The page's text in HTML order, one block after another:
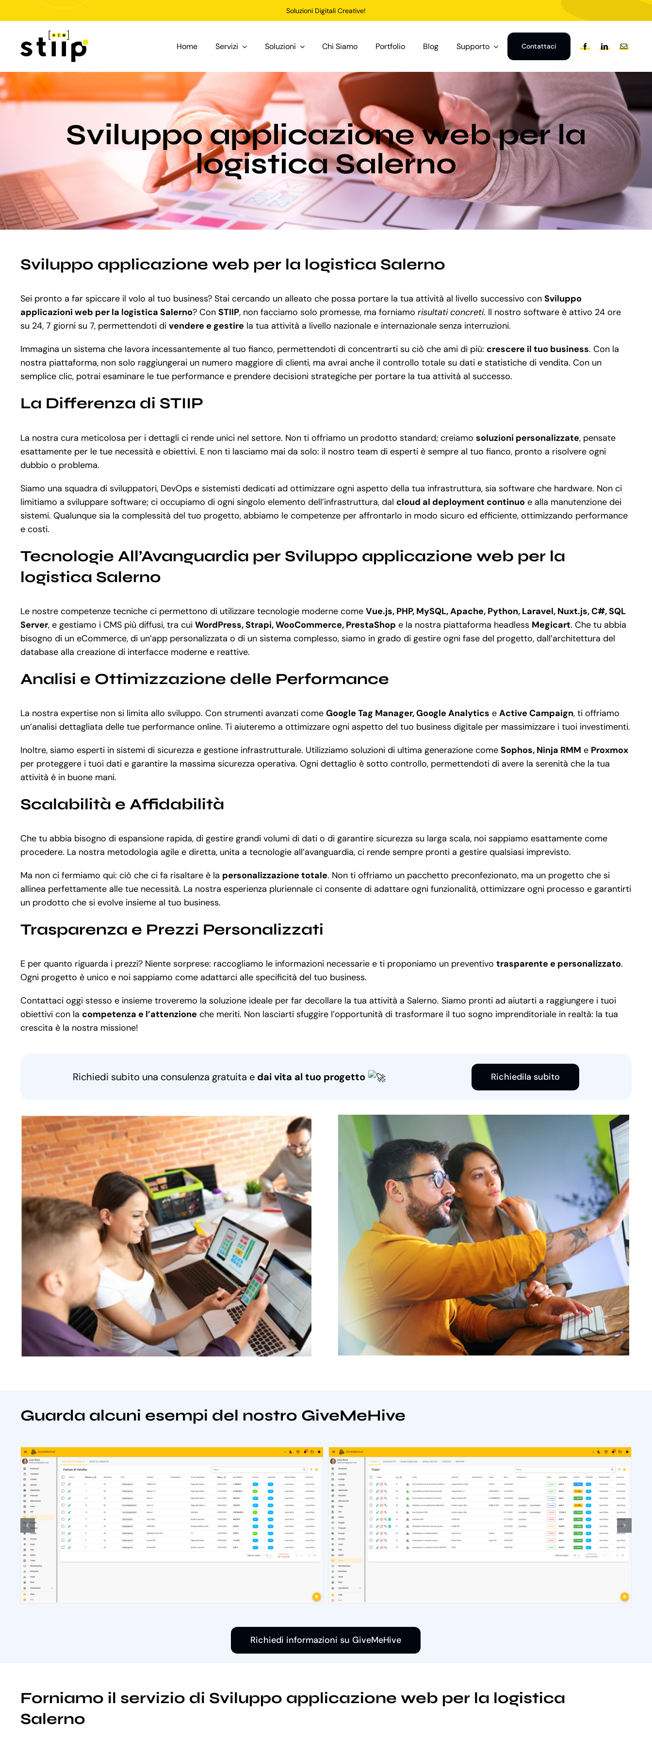
al
Soluzioni Digitali Creative!
Home Servizi Soluzioni Chi Siamo Portfolio Blog Supporto Contattaci
Sviluppo applicazione web per la
logistica Salerno
Sviluppo applicazione web per la logistica Salerno
Sei pronto a far spiccare il volo al tuo business? Stai cercando un alleato che possa portare la tua attività al livello successivo con Sviluppo
applicazioni web per la logistica Salerno? Con STIIP, non facciamo solo promesse, ma forniamo risultati concreti. Il nostro software è attivo 24 ore
su 24, 7 giorni su 7, permettendoti di vendere e gestire la tua attività a livello nazionale e internazionale senza interruzioni.
Immagina un sistema che lavora incessantemente al tuo fianco, permettendoti di concentrarti su ciò che ami di più: crescere il tuo business. Con la
nostra piattaforma, non solo raggiungerai un numero maggiore di clienti, ma avrai anche il controllo totale su dati e statistiche di vendita. Con un
semplice clic, potrai esaminare le tue performance e prendere decisioni strategiche per portare la tua attività al successo.
La Differenza di STIIP
La nostra cura meticolosa per i dettagli ci rende unici nel settore. Non ti offriamo un prodotto standard; creiamo soluzioni personalizzate, pensate
esattamente per le tue necessità e obiettivi. E non ti lasciamo mai da solo: il nostro team di esperti è sempre al tuo fianco, pronto a risolvere ogni
dubbio o problema.
Siamo una squadra di sviluppatori, DevOps e sistemisti dedicati ad ottimizzare ogni aspetto della tua infrastruttura, sia software che hardware. Non ci
limitiamo a sviluppare software; ci occupiamo di ogni singolo elemento dell’infrastruttura, dal cloud al deployment continuo e alla manutenzione dei
sistemi. Qualunque sia la complessità del tuo progetto, abbiamo le competenze per affrontarlo in modo sicuro ed efficiente, ottimizzando performance
e costi.
Tecnologie All’Avanguardia per Sviluppo applicazione web per la
logistica Salerno
Le nostre competenze tecniche ci permettono di utilizzare tecnologie moderne come Vue.js, PHP, MySQL, Apache, Python, Laravel, Nuxt.js, C#, SQL
Server, e gestiamo i CMS più diffusi, tra cui WordPress, Strapi, WooCommerce, PrestaShop e la nostra piattaforma headless Megicart. Che tu abbia
bisogno di un eCommerce, di un’app personalizzata o di un sistema complesso, siamo in grado di gestire ogni fase del progetto, dall’architettura del
database alla creazione di interfacce moderne e reattive.
Analisi e Ottimizzazione delle Performance
La nostra expertise non si limita allo sviluppo. Con strumenti avanzati come Google Tag Manager, Google Analytics e Active Campaign, ti offriamo
un’analisi dettagliata delle tue performance online. Ti aiuteremo a ottimizzare ogni aspetto del tuo business digitale per massimizzare i tuoi investimenti.
Inoltre, siamo esperti in sistemi di sicurezza e gestione infrastrutturale. Utilizziamo soluzioni di ultima generazione come Sophos, Ninja RMM e Proxmox
per proteggere i tuoi dati e garantire la massima sicurezza operativa. Ogni dettaglio è sotto controllo, permettendoti di avere la serenità che la tua
attività è in buone mani.
Scalabilità e Affidabilità
Che tu abbia bisogno di espansione rapida, di gestire grandi volumi di dati o di garantire sicurezza su larga scala, noi sappiamo esattamente come
procedere. La nostra metodologia agile e diretta, unita a tecnologie all’avanguardia, ci rende sempre pronti a gestire qualsiasi imprevisto.
Ma non ci fermiamo qui: ciò che ci fa risaltare è la personalizzazione totale. Non ti offriamo un pacchetto preconfezionato, ma un progetto che si
allinea perfettamente alle tue necessità. La nostra esperienza pluriennale ci consente di adattare ogni funzionalità, ottimizzare ogni processo e garantirti
un prodotto che si evolve insieme al tuo business.
Trasparenza e Prezzi Personalizzati
E per quanto riguarda i prezzi? Niente sorprese: raccogliamo le informazioni necessarie e ti proponiamo un preventivo trasparente e personalizzato.
Ogni progetto è unico e noi sappiamo come adattarci alle specificità del tuo business.
Contattaci oggi stesso e insieme troveremo la soluzione ideale per far decollare la tua attività a Salerno. Siamo pronti ad aiutarti a raggiungere i tuoi
obiettivi con la competenza e l’attenzione che meriti. Non lasciarti sfuggire l’opportunità di trasformare il tuo sogno imprenditoriale in realtà: la tua
crescita è la nostra missione!
Richiedi subito una consulenza gratuita e dai vita al tuo progetto Richiedila subito
Guarda alcuni esempi del nostro GiveMeHive
Richiedi informazioni su GiveMeHive
Forniamo il servizio di Sviluppo applicazione web per la logistica
Salerno